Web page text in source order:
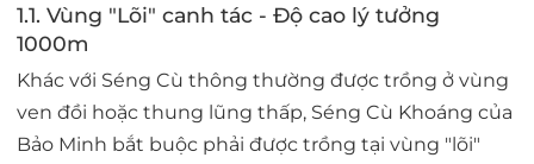
1.1. Vùng "Lõi" canh tác - Độ cao lý tưởng
1000m
Khác với Séng Cù thông thường được trồng ở vùng
ven đồi hoặc thung lũng thấp, Séng Cù Khoáng của
Bảo Minh bắt buộc phải được trồng tại vùng "lõi"